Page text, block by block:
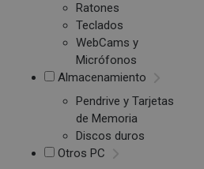
Ratones
Teclados
WebCams y
Micrófonos
Almacenamiento
Pendrive y Tarjetas
de Memoria
Discos duros
Otros PC